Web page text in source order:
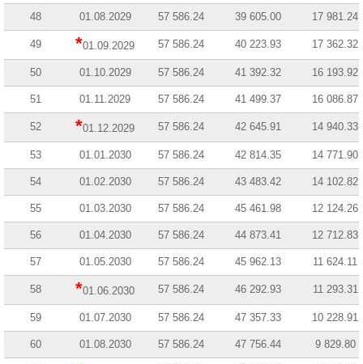
48 01.08.2029 57 586.24 39 605.00 17 981.24
49 *01.09.2029 57 586.24 40 223.93 17 362.32
50 01.10.2029 57 586.24 41 392.32 16 193.92
51 01.11.2029 57 586.24 41 499.37 16 086.87
52 *01.12.2029 57 586.24 42 645.91 14 940.33
53 01.01.2030 57 586.24 42 814.35 14 771.90
54 01.02.2030 57 586.24 43 483.42 14 102.82
55 01.03.2030 57 586.24 45 461.98 12 124.26
56 01.04.2030 57 586.24 44 873.41 12 712.83
57 01.05.2030 57 586.24 45 962.13 11 624.11
58 *01.06.2030 57 586.24 46 292.93 11 293.31
59 01.07.2030 57 586.24 47 357.33 10 228.91
60 01.08.2030 57 586.24 47 756.44 9 829.80